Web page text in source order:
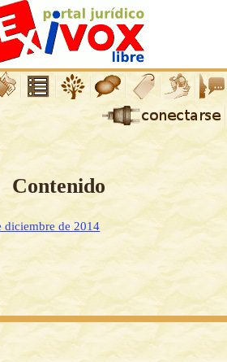
Contenido
diciembre de 2014